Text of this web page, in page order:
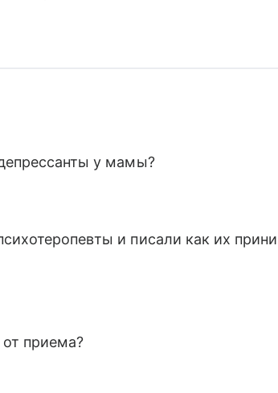
у мамы?
и писали как их
приема?